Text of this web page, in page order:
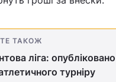
ТАКОЖ
ліга:
турніру